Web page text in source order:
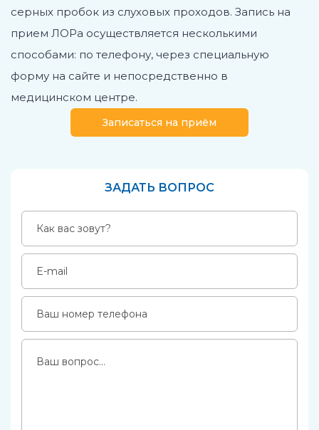
серных пробок из слуховых проходов. Запись на
прием ЛОРа осуществляется несколькими
способами: по телефону, через специальную
форму на сайте и непосредственно в
медицинском центре.
Записаться на приём
ЗАДАТЬ ВОПРОС